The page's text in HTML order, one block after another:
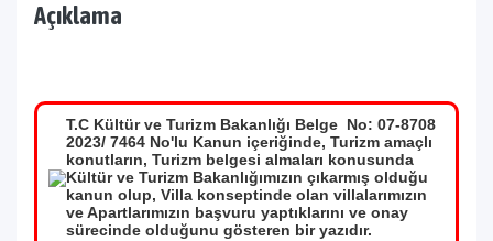
Açıklama
T.C Kültür ve Turizm Bakanlığı Belge No: 07-8708
2023/ 7464 No'lu Kanun içeriğinde, Turizm amaçlı
konutların, Turizm belgesi almaları konusunda
Kültür ve Turizm Bakanlığımızın çıkarmış olduğu
kanun olup, Villa konseptinde olan villalarımızın
ve Apartlarımızın başvuru yaptıklarını ve onay
sürecinde olduğunu gösteren bir yazıdır.